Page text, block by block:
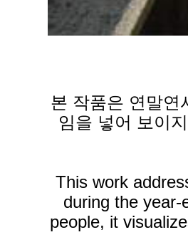
본 작품은 연말연
임을 넣어 보이
This work
during the
people, it